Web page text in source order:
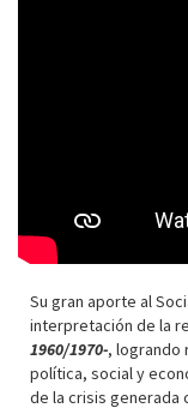
Su gran aporte al
interpretación de la
1960/1970-, logrando
política, social y
de la crisis generada